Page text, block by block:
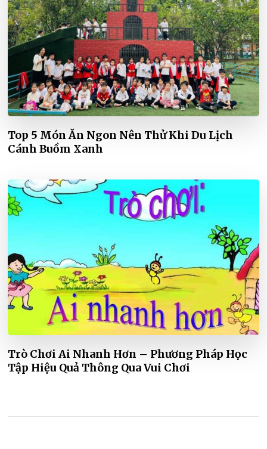
Top 5 Món Ăn Ngon Nên Thử Khi Du Lịch
Cánh Buồm Xanh
Trò Chơi Ai Nhanh Hơn – Phương Pháp Học
Tập Hiệu Quả Thông Qua Vui Chơi